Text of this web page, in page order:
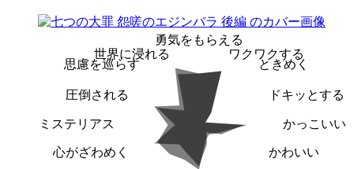
勇気をもらえる
ワクワクする
ときめく
ドキッとする
かっこいい
かわいい
心がざわめく
ミステリアス
圧倒される
思慮を巡らす
世界に浸れる